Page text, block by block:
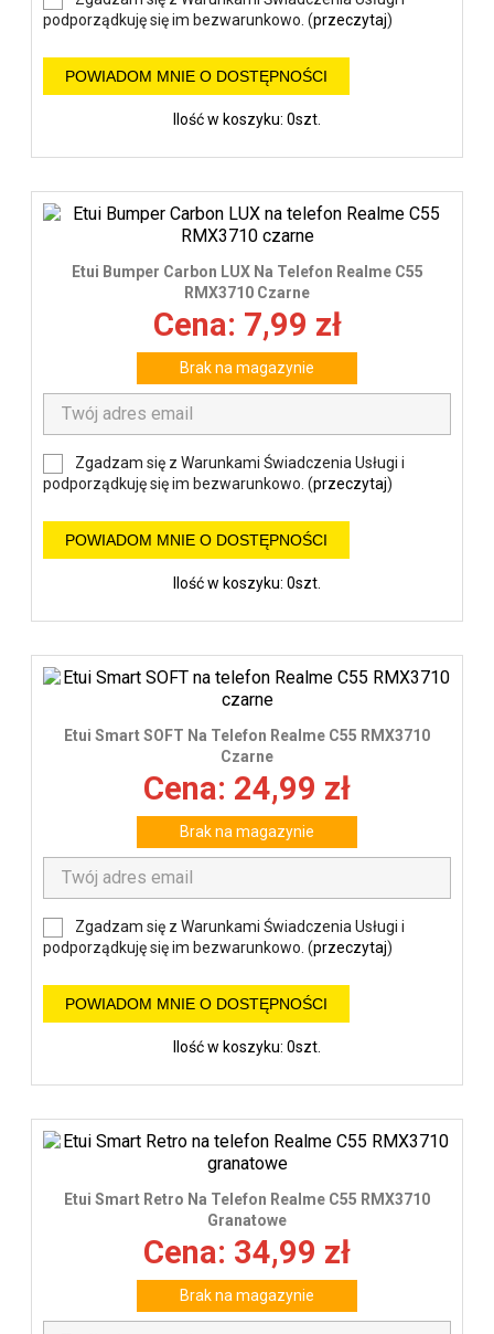
podporządkuję się im bezwarunkowo. (przeczytaj)
POWIADOM MNIE O DOSTĘPNOŚCI
Ilość w koszyku: 0szt.
Etui Bumper Carbon LUX Na Telefon Realme C55
RMX3710 Czarne
Cena: 7,99 zł
Brak na magazynie
Zgadzam się z Warunkami Świadczenia Usługi i
podporządkuję się im bezwarunkowo. (przeczytaj)
POWIADOM MNIE O DOSTĘPNOŚCI
Ilość w koszyku: 0szt.
Etui Smart SOFT Na Telefon Realme C55 RMX3710
Czarne
Cena: 24,99 zł
Brak na magazynie
Zgadzam się z Warunkami Świadczenia Usługi i
podporządkuję się im bezwarunkowo. (przeczytaj)
POWIADOM MNIE O DOSTĘPNOŚCI
Ilość w koszyku: 0szt.
Etui Smart Retro Na Telefon Realme C55 RMX3710
Granatowe
Cena: 34,99 zł
Brak na magazynie